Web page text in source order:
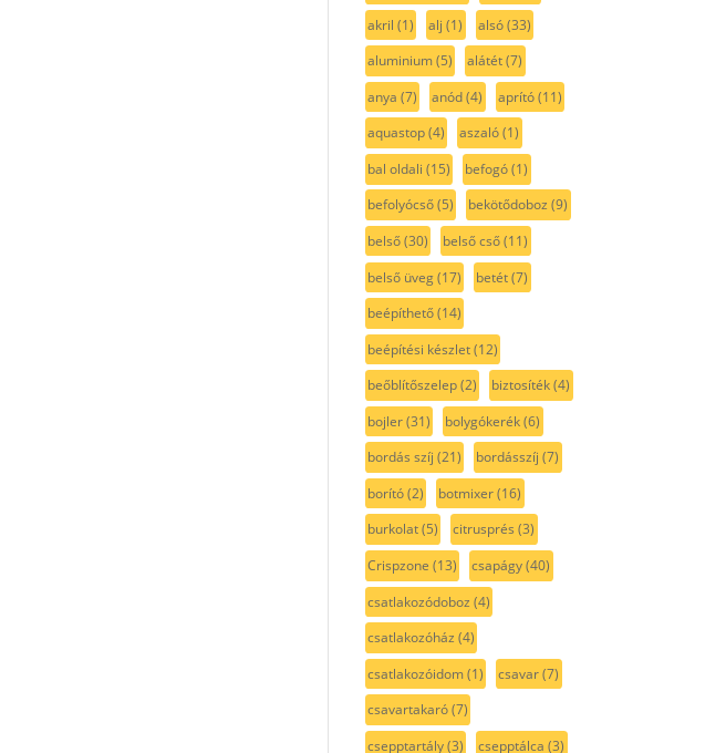
akril (1) alj (1) alsó(33)
aluminium(5) alátét(7)
anya (7) anód(4) aprító(11)
aquastop(4) aszaló(1)
bal oldali (15) befogó(1)
befolyócső(5) bekötődoboz (9)
belső(30) belső cső(11)
belső üveg(17) betét(7)
beépíthető(14)
beépítési készlet(12)
beőblítőszelep(2) biztosíték(4)
bojler(31) bolygókerék(6)
bordás szíj (21) bordásszíj (7)
borító(2) botmixer(16)
burkolat(5) citrusprés (3)
Crispzone (13) csapágy(40)
csatlakozódoboz (4)
csatlakozóház (4)
csatlakozóidom(1) csavar(7)
csavartakaró(7)
csepptartály(3) csepptálca (3)